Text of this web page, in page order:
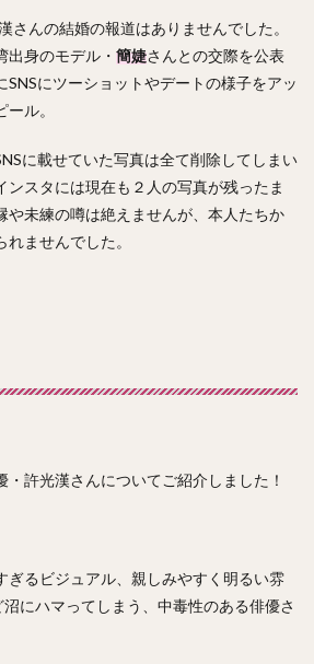
さんの結婚の報道はありませんでした。
出身のモデル・ 簡婕さんとの交際を公表
SNSにツーショットやデートの様子をアッ
ル。
に載せていた写真は全て削除してしまい
ンスタには現在も２人の写真が残ったま
や未練の噂は絶えませんが、本人たちか
ませんでした。
・許光漢さんについてご紹介しました！
ぎるビジュアル、親しみやすく明るい雰
にハマってしまう、中毒性のある俳優さ